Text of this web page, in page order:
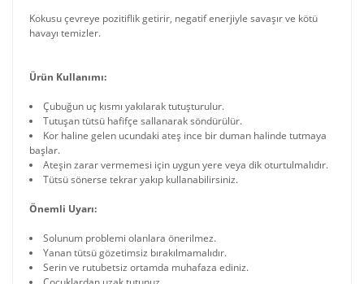
Kokusu çevreye pozitiflik getirir, negatif enerjiyle savaşır ve kötü
havayı temizler.
Ürün Kullanımı:
Çubuğun uç kısmı yakılarak tutuşturulur.
Tutuşan tütsü hafifçe sallanarak söndürülür.
Kor haline gelen ucundaki ateş ince bir duman halinde tutmaya
başlar.
Ateşin zarar vermemesi için uygun yere veya dik oturtulmalıdır.
Tütsü sönerse tekrar yakıp kullanabilirsiniz.
Önemli Uyarı:
Solunum problemi olanlara önerilmez.
Yanan tütsü gözetimsiz bırakılmamalıdır.
Serin ve rutubetsiz ortamda muhafaza ediniz.